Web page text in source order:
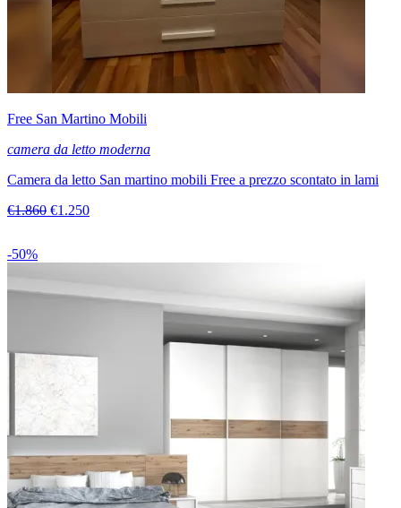
Free San Martino Mobili
camera da letto moderna
Camera da letto San martino mobili Free a prezzo scontato in lami
€1.860 €1.250
-50%